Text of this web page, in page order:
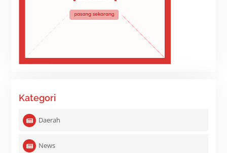
Kategori
Daerah
News